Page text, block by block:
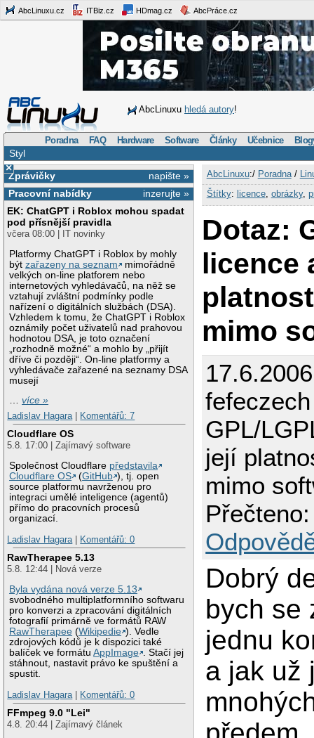
AbcLinuxu.cz ITBiz.cz HDmag.cz AbcPráce.cz
AbcLinuxu hledá autory!
Poradna FAQ Hardware Software Články Učebnice
Styl
×
napište »
Zprávičky
inzerujte »
Pracovní nabídky
EK: ChatGPT i Roblox mohou spadat
pod přísnější pravidla
včera 08:00 | IT novinky
Platformy ChatGPT i Roblox by mohly
býtzařazeny na seznam
mimořádně
velkých on-line platforem nebo
internetových vyhledávačů, na něž se
vztahují zvláštní podmínky podle
nařízení o digitálních službách (DSA).
Vzhledem k tomu, že ChatGPT i Roblox
oznámily počet uživatelů nad prahovou
hodnotou DSA, je toto označení
„rozhodně možné“ a mohlo by „přijít
dříve či později“. On-line platformy a
vyhledávače zařazené na seznamy DSA
musejí
…více »
Ladislav Hagara
Komentářů: 7
Cloudflare OS
5.8. 17:00 | Zajímavý software
Společnost Cloudflare představila
Cloudflare OS
(GitHub ), tj. open
source platformu navrženou pro
integraci umělé inteligence (agentů)
přímo do pracovních procesů
organizací.
Ladislav Hagara
Komentářů: 0
RawTherapee 5.13
5.8. 12:44 | Nová verze
Byla vydána nová verze 5.13
svobodného multiplatformního softwaru
pro konverzi a zpracování digitálních
fotografií primárně ve formátů RAW
RawTherapee (Wikipedie ). Vedle
zdrojových kódů je k dispozici také
balíček ve formátuAppImage . Stačí jej
stáhnout, nastavit právo ke spuštění a
spustit.
Ladislav Hagara
Komentářů: 0
FFmpeg 9.0 "Lei"
4.8. 20:44 | Zajímavý článek
AbcLinuxu:/ Poradna/
Štítky: licence, obrázky,
Dotaz:
licence
mimo
fefeczech
GPL/
její
mimo
Dobrý
bych se
jednu
a jak už